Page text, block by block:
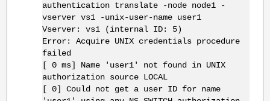
authentication translate -node node1 -
vserver vs1 -unix-user-name user1
Vserver: vs1 (internal ID: 5)
Error: Acquire UNIX credentials procedure
failed
[ 0 ms] Name 'user1' not found in UNIX
authorization source LOCAL
[ 0] Could not get a user ID for name